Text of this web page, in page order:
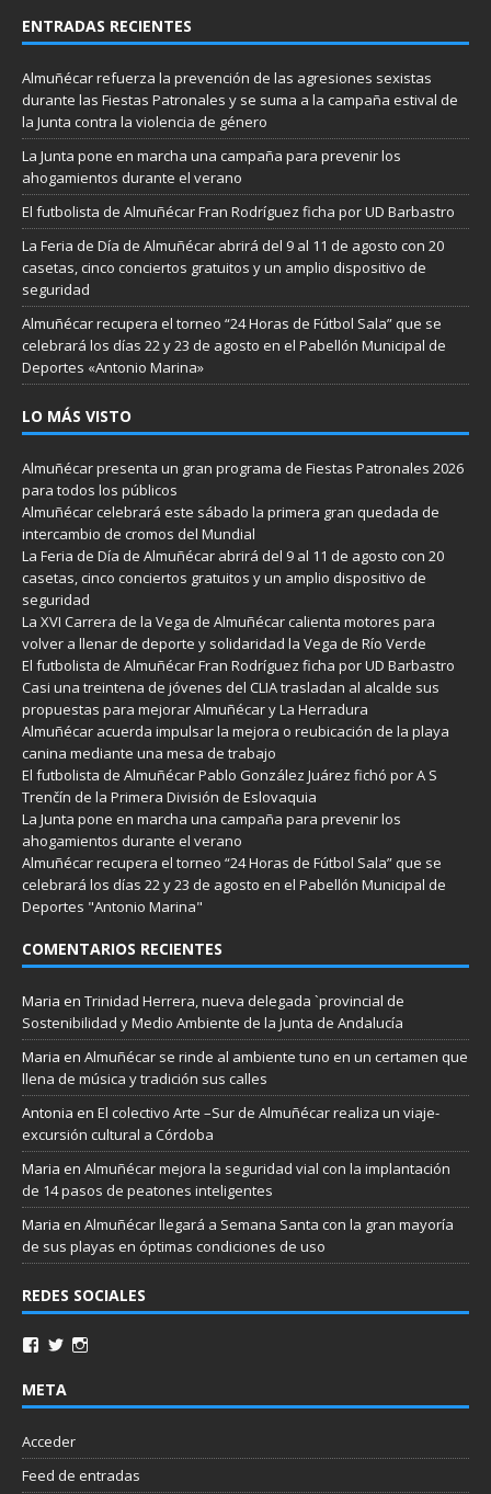
ENTRADAS RECIENTES
Almuñécar refuerza la prevención de las agresiones sexistas
durante las Fiestas Patronales y se suma a la campaña estival de
la Junta contra la violencia de género
La Junta pone en marcha una campaña para prevenir los
ahogamientos durante el verano
El futbolista de Almuñécar Fran Rodríguez ficha por UD Barbastro
La Feria de Día de Almuñécar abrirá del 9 al 11 de agosto con 20
casetas, cinco conciertos gratuitos y un amplio dispositivo de
seguridad
Almuñécar recupera el torneo “24 Horas de Fútbol Sala” que se
celebrará los días 22 y 23 de agosto en el Pabellón Municipal de
Deportes «Antonio Marina»
LO MÁS VISTO
Almuñécar presenta un gran programa de Fiestas Patronales 2026
para todos los públicos
Almuñécar celebrará este sábado la primera gran quedada de
intercambio de cromos del Mundial
La Feria de Día de Almuñécar abrirá del 9 al 11 de agosto con 20
casetas, cinco conciertos gratuitos y un amplio dispositivo de
seguridad
La XVI Carrera de la Vega de Almuñécar calienta motores para
volver a llenar de deporte y solidaridad la Vega de Río Verde
El futbolista de Almuñécar Fran Rodríguez ficha por UD Barbastro
Casi una treintena de jóvenes del CLIA trasladan al alcalde sus
propuestas para mejorar Almuñécar y La Herradura
Almuñécar acuerda impulsar la mejora o reubicación de la playa
canina mediante una mesa de trabajo
El futbolista de Almuñécar Pablo González Juárez fichó por A S
Trenčín de la Primera División de Eslovaquia
La Junta pone en marcha una campaña para prevenir los
ahogamientos durante el verano
Almuñécar recupera el torneo “24 Horas de Fútbol Sala” que se
celebrará los días 22 y 23 de agosto en el Pabellón Municipal de
Deportes "Antonio Marina"
COMENTARIOS RECIENTES
Maria en Trinidad Herrera, nueva delegada `provincial de
Sostenibilidad y Medio Ambiente de la Junta de Andalucía
Maria en Almuñécar se rinde al ambiente tuno en un certamen que
llena de música y tradición sus calles
Antonia en El colectivo Arte –Sur de Almuñécar realiza un viaje-
excursión cultural a Córdoba
Maria en Almuñécar mejora la seguridad vial con la implantación
de 14 pasos de peatones inteligentes
Maria en Almuñécar llegará a Semana Santa con la gran mayoría
de sus playas en óptimas condiciones de uso
REDES SOCIALES
META
Acceder
Feed de entradas